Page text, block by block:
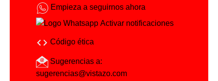
Empieza a seguirnos ahora
Activar notificaciones
Código ética
Sugerencias a:
sugerencias@vistazo.com